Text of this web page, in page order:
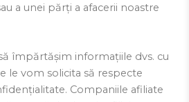
a unei părți a afacerii noastre
împărtășim informațiile dvs. cu
le vom solicita să respecte
Companiile afiliate